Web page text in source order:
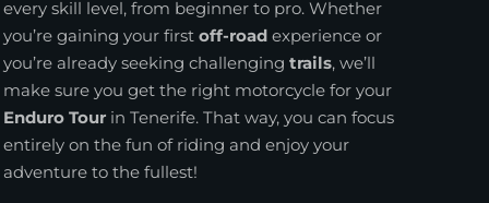
every skill level, from beginner to pro. Whether
you’re gaining your first off-roadexperience or
you’re already seeking challenging trails, we’ll
make sure you get the right motorcycle for your
Enduro Tourin Tenerife. That way, you can focus
entirely on the fun of riding and enjoy your
adventure to the fullest!